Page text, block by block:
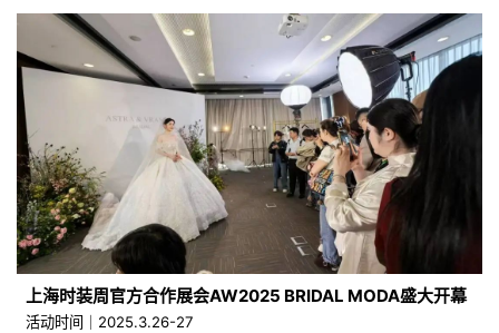
上海时装周官方合作展会AW2025 BRIDAL MODA盛大开幕
活动时间｜2025.3.26-27